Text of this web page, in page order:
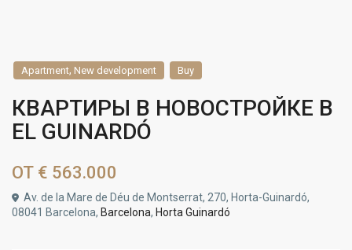
Apartment, New development Buy
КВАРТИРЫ В НОВОСТРОЙКЕ В
EL GUINARDÓ
ОТ € 563.000
Av. de la Mare de Déu de Montserrat, 270, Horta-Guinardó,
08041 Barcelona, Barcelona, Horta Guinardó